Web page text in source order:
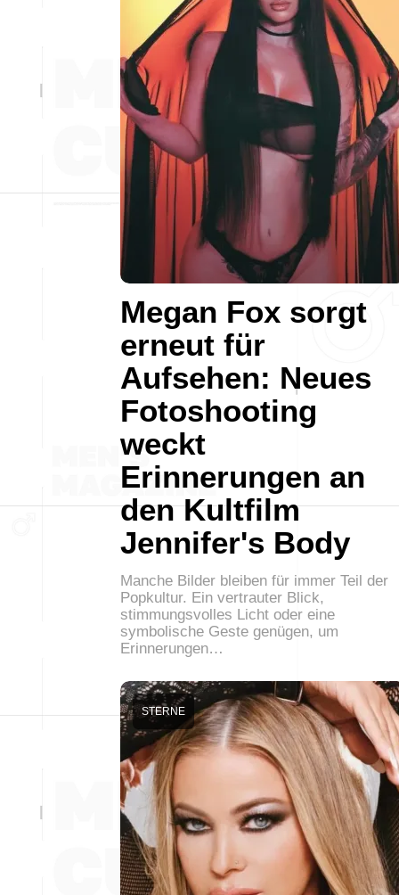
Megan Fox sorgt
erneut für
Aufsehen: Neues
Fotoshooting
weckt
Erinnerungen an
den Kultfilm
Jennifer's Body
Manche Bilder bleiben für immer Teil der
Popkultur. Ein vertrauter Blick,
stimmungsvolles Licht oder eine
symbolische Geste genügen, um
Erinnerungen…
STERNE